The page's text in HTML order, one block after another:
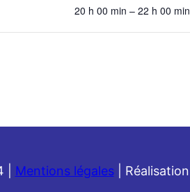
20 h 00 min – 22 h 00 min
| Mentions légales| Réalisation